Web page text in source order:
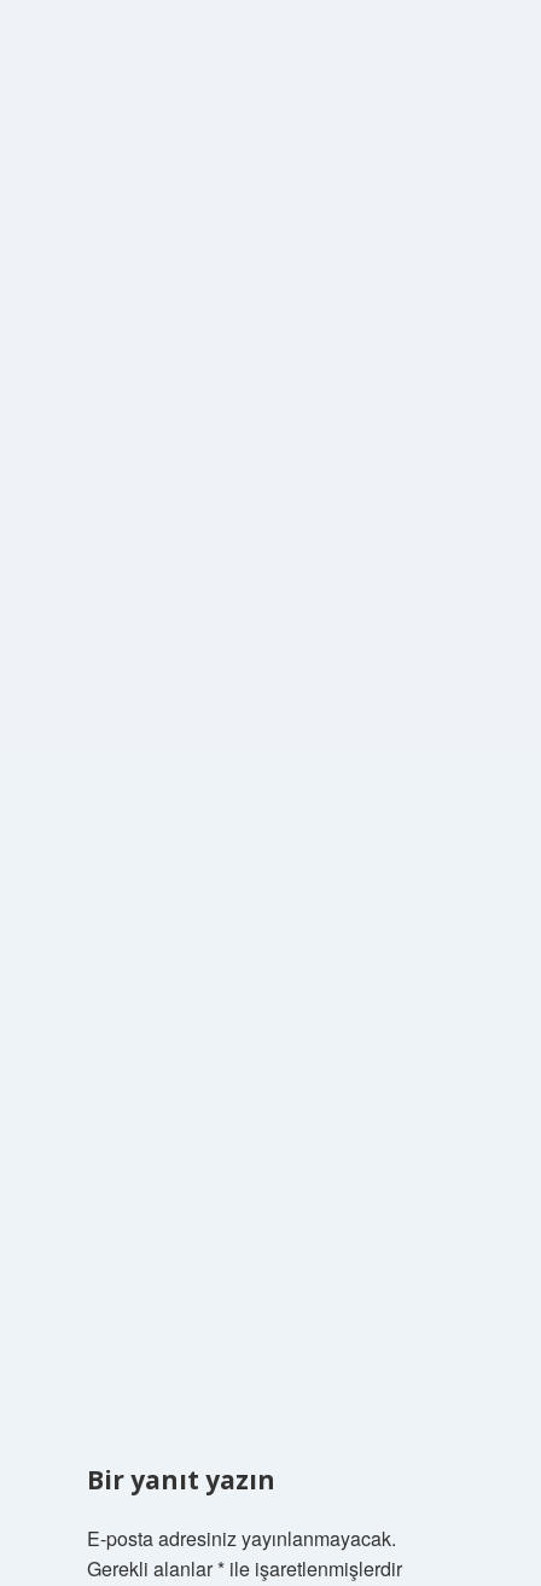
Bir yanıt yazın
E-posta adresiniz yayınlanmayacak.
Gerekli alanlar*ile işaretlenmişlerdir